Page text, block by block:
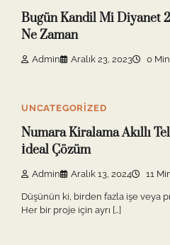
Bugün Kandil Mi Diyanet
Ne Zaman
Admin Aralık 23, 2023 0
UNCATEGORIZED
Numara Kiralama Akıllı
İdeal Çözüm
Admin Aralık 13, 2024 11
Düşünün ki, birden fazla işe veya
Her bir proje için ayrı […]